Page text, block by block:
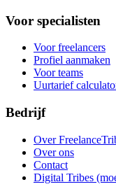
Voor specialisten
Voor freelancers
Profiel aanmaken
Voor teams
Uurtarief
Bedrijf
Over
Over ons
Contact
Digital Tribes